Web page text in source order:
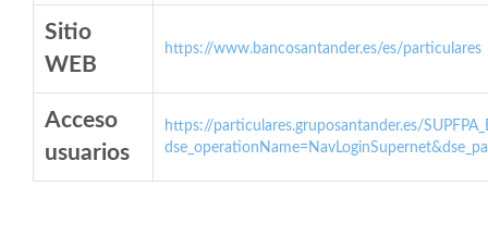
Sitio
WEB
https://www.bancosantander.es/es/particulares
Acceso
usuarios
https://particulares.gruposantander.es/